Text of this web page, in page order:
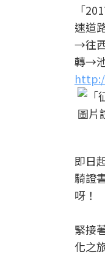
「
速道
→往
轉→
圖片
即日
騎證
呀！
緊接
化之